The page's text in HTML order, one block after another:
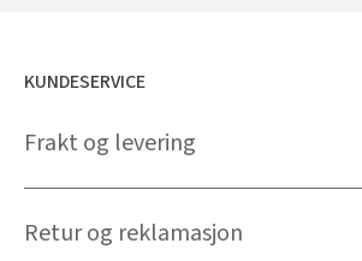
KUNDESERVICE
Frakt og levering
Retur og reklamasjon